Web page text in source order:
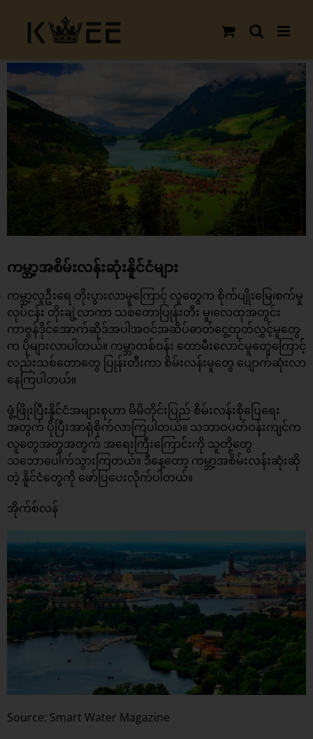
content
View
Larger
Image
ကမ္ဘာ့အစိမ်းလန်းဆုံးနိူင်ငံများ
ကမ္ဘာ့လူဦးရေ တိုးပွားလာမူကြောင့် လူတွေက စိုက်ပျိုးမြေ၊စက်မှု
လုပ်ငန်း တိုးချဲ့လာကာ သစ်တောပြုန်းတီး မှု၊လေထုအတွင်း
ကာဗွန်ဒိုင်အောက်ဆိုဒ်အပါအဝင်အဆိပ်ဓာတ်ငွေ့ထုတ်လွှင့်မူတွေ
က ပိုများလာပါတယ်။ ကမ္ဘာတစ်ဝန်း တောမီးလောင်မူတွေကြောင့်
လည်းသစ်တောတွေ ပြုန်းတီးကာ စိမ်းလန်းမူတွေ ပျောက်ဆုံးလာ
နေကြပါတယ်။
ဖွံ့ဖြိုးပြီးနိူင်ငံအများစုဟာ မိမိတိုင်းပြည် စိမ်းလန်းစိုပြေရေး
အတွက် ပိုပြီးအာရုံစိုက်လာကြပါတယ်။ သဘာဝပတ်ဝန်းကျင်က
လူတွေအတွအတွက် အရေးကြီးကြောင်းကို သူတို့တွေ
သဘောပေါက်သွားကြတယ်။ ဒီနေ့တော့ ကမ္ဘာ့အစိမ်းလန်းဆုံးဆို
တဲ့ နိူင်ငံတွေကို ဖော်ပြပေးလိုက်ပါတယ်။
အိုက်စ်လန်
Source: Smart Water Magazine